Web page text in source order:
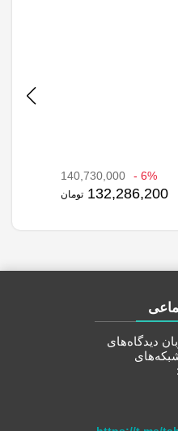
6% -
140,730,000
132,286,200 تومان
دید‌گاه‌های